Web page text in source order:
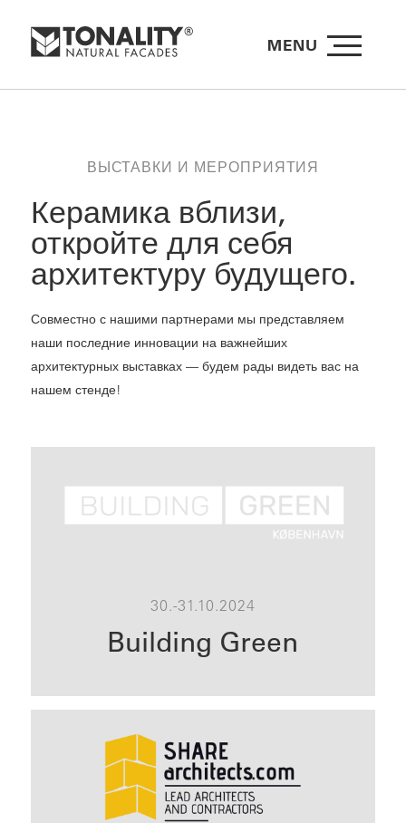
MENU
ВЫСТАВКИ И МЕРОПРИЯТИЯ
Керамика вблизи,
откройте для себя
архитектуру будущего.
Совместно с нашими партнерами мы представляем
наши последние инновации на важнейших
архитектурных выставках — будем рады видеть вас на
нашем стенде!
Building Green
30.-31.10.2024